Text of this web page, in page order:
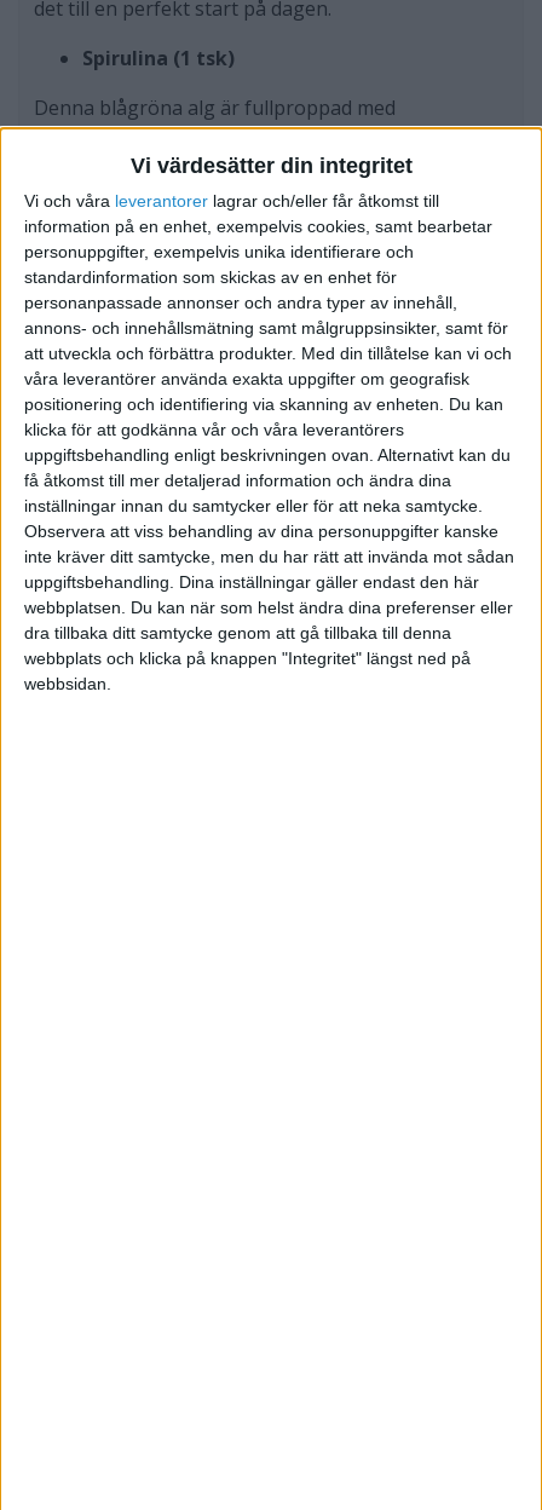
Vi värdesätter din integritet
Vi och våra leverantorer lagrar och/eller får åtkomst till
information på en enhet, exempelvis cookies, samt bearbetar
personuppgifter, exempelvis unika identifierare och
standardinformation som skickas av en enhet för
personanpassade annonser och andra typer av innehåll,
annons- och innehållsmätning samt målgruppsinsikter, samt för
att utveckla och förbättra produkter. Med din tillåtelse kan vi och
våra leverantörer använda exakta uppgifter om geografisk
positionering och identifiering via skanning av enheten. Du kan
klicka för att godkänna vår och våra leverantörers
uppgiftsbehandling enligt beskrivningen ovan. Alternativt kan du
få åtkomst till mer detaljerad information och ändra dina
inställningar innan du samtycker eller för att neka samtycke.
Observera att viss behandling av dina personuppgifter kanske
inte kräver ditt samtycke, men du har rätt att invända mot sådan
uppgiftsbehandling. Dina inställningar gäller endast den här
webbplatsen. Du kan när som helst ändra dina preferenser eller
dra tillbaka ditt samtycke genom att gå tillbaka till denna
webbplats och klicka på knappen "Integritet" längst ned på
webbsidan.
det till en perfekt start på dagen.
Spirulina (1 tsk)
Denna blågröna alg är fullproppad med
antioxidanter, vitaminer och mineraler. Spirulina
stärker immunförsvaret, förbättrar
energiomsättningen och hjälper till att bekämpa
inflammation.
Ingefärspulver (½ tsk)
Ingefära är antiinflammatorisk och kan hjälpa
matsmältningen samt ge ökad energi och bättre
blodcirkulation.
Lion’s Mane-pulver, igelkottsvamp (1 tsk)
En svamp som har blivit populär för sina positiva
effekter på hjärnhälsa, minne och nervsystem. Den
kan också främja fokus och mental klarhet. Visar
lovande resultat i forskning på neurodegenerativa
sjukdomar.
Gurkmeja (½ tsk) + svartpeppar (en nypa)